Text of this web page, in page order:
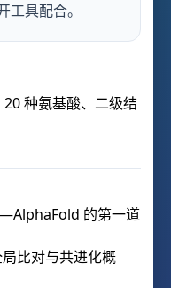
具配合。
种氨基酸、二级结
的第一道
局比对与共进化概